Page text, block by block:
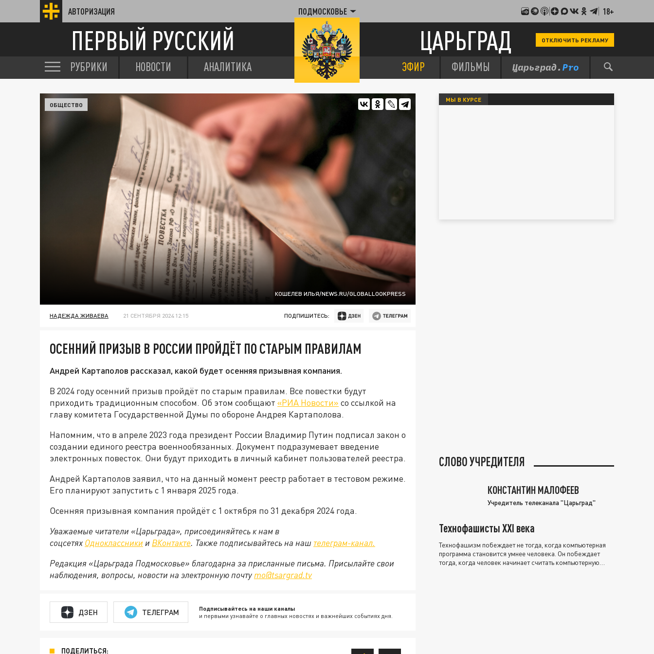
АВТОРИЗАЦИЯ ПОДМОСКОВЬЕ 18+
ПЕРВЫЙ РУССКИЙ ЦАРЬГРАД ОТКЛЮЧИТЬ РЕКЛАМУ
РУБРИКИ НОВОСТИ АНАЛИТИКА ЭФИР ФИЛЬМЫ
КОШЕЛЕВ ИЛЬЯ/NEWS.RU/GLOBALLOOKPRESS
ОБЩЕСТВО
НАДЕЖДА ЖИВАЕВА 21 СЕНТЯБРЯ 2024 12:15 ПОДПИШИТЕСЬ:
ОСЕННИЙ ПРИЗЫВ В РОССИИ ПРОЙДЁТ ПО СТАРЫМ ПРАВИЛАМ
Андрей Картаполов рассказал, какой будет осенняя призывная компания.
В 2024 году осенний призыв пройдёт по старым правилам. Все повестки будут
приходить традиционным способом. Об этом сообщают «РИА Новости» со ссылкой на
главу комитета Государственной Думы по обороне Андрея Картаполова.
Напомним, что в апреле 2023 года президент России Владимир Путин подписал закон о
создании единого реестра военнообязанных. Документ подразумевает введение
электронных повесток. Они будут приходить в личный кабинет пользователей реестра.
Андрей Картаполов заявил, что на данный момент реестр работает в тестовом режиме.
Его планируют запустить с 1 января 2025 года.
Осенняя призывная компания пройдёт с 1 октября по 31 декабря 2024 года.
Уважаемые читатели «Царьграда», присоединяйтесь к нам в
соцсетях Одноклассники и ВКонтакте. Также подписывайтесь на наш телеграм-канал.
Редакция «Царьграда Подмосковье» благодарна за присланные письма. Присылайте свои
наблюдения, вопросы, новости на электронную почту mo@tsargrad.tv
ДЗЕН ТЕЛЕГРАМ Подписывайтесь на наши каналы
и первыми узнавайте о главных новостях и важнейших событиях дня.
ПОДЕЛИТЬСЯ:
МЫ В КУРСЕ
СЛОВО УЧРЕДИТЕЛЯ
КОНСТАНТИН МАЛОФЕЕВ
Учредитель телеканала "Царьград"
Технофашисты XXI века
Технофашизм побеждает не тогда, когда компьютерная
программа становится умнее человека. Он побеждает
тогда, когда человек начинает считать компьютерную